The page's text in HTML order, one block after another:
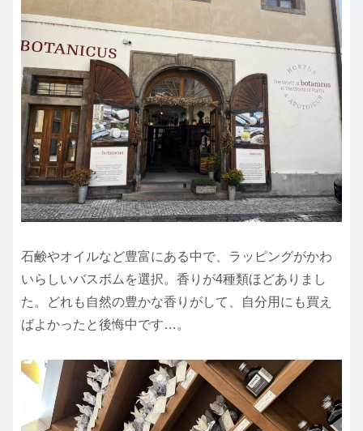
石鹸やオイルなど豊富にある中で、ラッピングがかわ
いらしいバスボムを選択。香りが4種類ほどありまし
た。どれも自然の豊かな香りがして、自分用にも買え
ばよかったと後悔中です…。